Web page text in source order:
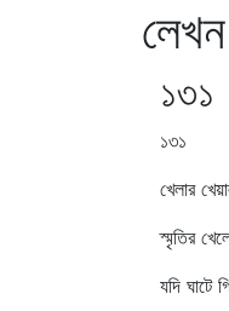
১৩১
১৩১
খেলার
স্মৃতির
যদি ঘাটে